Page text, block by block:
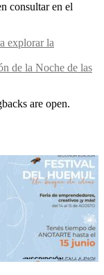
consultar en el
explorar la
de la Noche de las
are open.